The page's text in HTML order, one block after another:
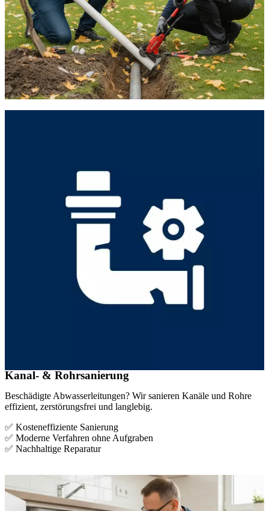
Kanal- & Rohrsanierung
Beschädigte Abwasserleitungen? Wir sanieren Kanäle und Rohre
effizient, zerstörungsfrei und langlebig.
✅ Kosteneffiziente Sanierung
✅ Moderne Verfahren ohne Aufgraben
✅ Nachhaltige Reparatur